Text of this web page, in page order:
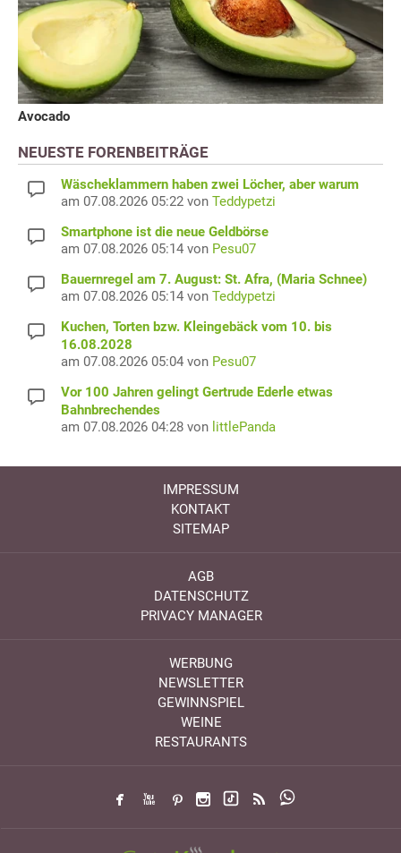
Avocado
NEUESTE FORENBEITRÄGE
Wäscheklammern haben zwei Löcher, aber warum
am 07.08.2026 05:22 von Teddypetzi
Smartphone ist die neue Geldbörse
am 07.08.2026 05:14 von Pesu07
Bauernregel am 7. August: St. Afra, (Maria Schnee)
am 07.08.2026 05:14 von Teddypetzi
Kuchen, Torten bzw. Kleingebäck vom 10. bis
16.08.2028
am 07.08.2026 05:04 von Pesu07
Vor 100 Jahren gelingt Gertrude Ederle etwas
Bahnbrechendes
am 07.08.2026 04:28 von littlePanda
IMPRESSUM
KONTAKT
SITEMAP
AGB
DATENSCHUTZ
PRIVACY MANAGER
WERBUNG
NEWSLETTER
GEWINNSPIEL
WEINE
RESTAURANTS